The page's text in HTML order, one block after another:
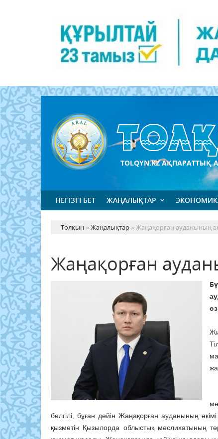
TOLQYN.KZ АҚПАРАТТЫҚ
НЕГІЗГІ БЕТ ЖАҢАЛЫҚТАР
Толқын »Жаңалықтар » Жаңақорған ауданының
Жаңақорған
белгілі, бұған дейін Жаңақорған ауданының
қызметін Қызылорда облыстық мәслихатының